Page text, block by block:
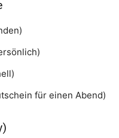
für einen Abend)